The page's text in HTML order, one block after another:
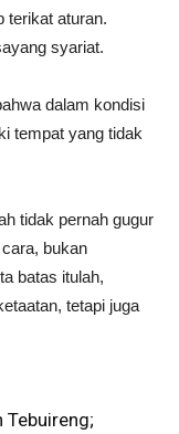
terikat aturan.
syariat.
dalam kondisi
tempat yang tidak
tidak pernah gugur
bukan
batas itulah,
tetapi juga
Tebuireng;